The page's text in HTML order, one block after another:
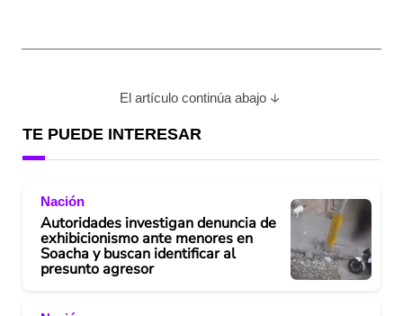
El artículo continúa abajo
TE PUEDE INTERESAR
Nación
Autoridades investigan denuncia de
exhibicionismo ante menores en
Soacha y buscan identificar al
presunto agresor